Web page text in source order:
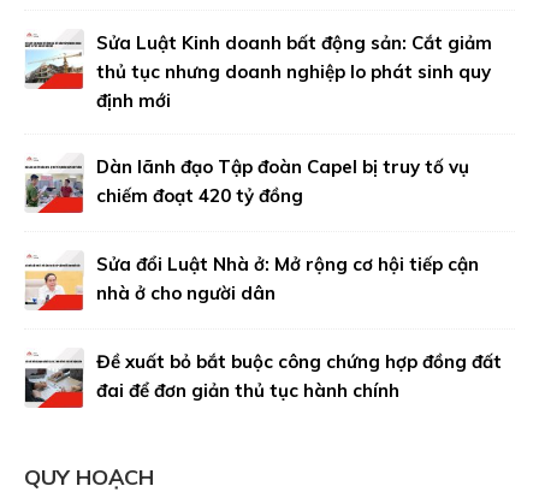
Sửa Luật Kinh doanh bất động sản: Cắt giảm
thủ tục nhưng doanh nghiệp lo phát sinh quy
định mới
Dàn lãnh đạo Tập đoàn Capel bị truy tố vụ
chiếm đoạt 420 tỷ đồng
Sửa đổi Luật Nhà ở: Mở rộng cơ hội tiếp cận
nhà ở cho người dân
Đề xuất bỏ bắt buộc công chứng hợp đồng đất
đai để đơn giản thủ tục hành chính
QUY HOẠCH